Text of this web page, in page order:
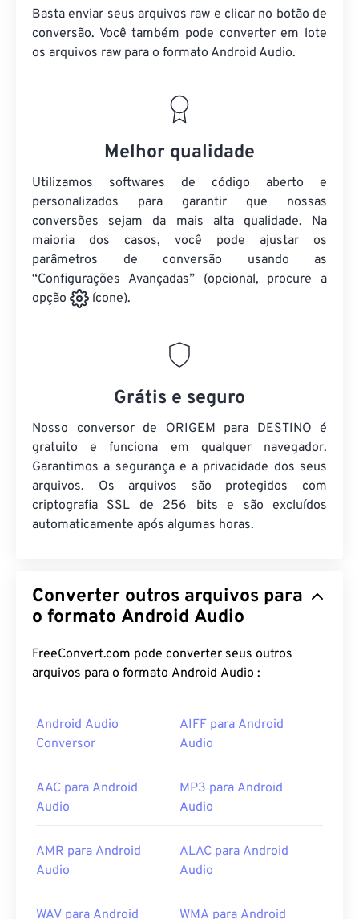
Basta enviar seus arquivos raw e clicar no botão de
conversão. Você também pode converter em lote
os arquivos raw para o formato Android Audio.
Melhor qualidade
Utilizamos softwares de código aberto e
personalizados para garantir que nossas
conversões sejam da mais alta qualidade. Na
maioria dos casos, você pode ajustar os
parâmetros de conversão usando as
“Configurações Avançadas” (opcional, procure a
opção
ícone).
Grátis e seguro
Nosso conversor de ORIGEM para DESTINO é
gratuito e funciona em qualquer navegador.
Garantimos a segurança e a privacidade dos seus
arquivos. Os arquivos são protegidos com
criptografia SSL de 256 bits e são excluídos
automaticamente após algumas horas.
Converter outros arquivos para
o formato Android Audio
FreeConvert.com pode converter seus outros
arquivos para o formato Android Audio :
Android Audio
Conversor
AIFF para Android
Audio
AAC para Android
Audio
MP3 para Android
Audio
AMR para Android
Audio
ALAC para Android
Audio
WAV para Android WMA para Android